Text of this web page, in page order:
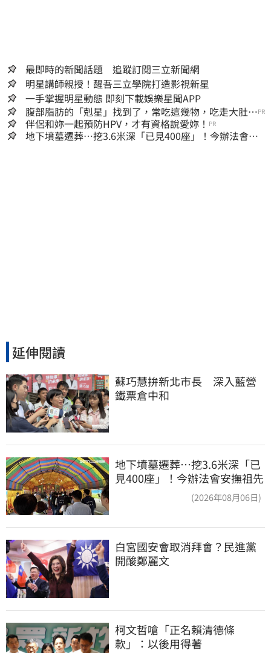
最即時的新聞話題 追蹤訂閱三立新聞網
明星講師親授！醒吾三立學院打造影視新星
一手掌握明星動態 即刻下載娛樂星聞APP
腹部脂肪的「剋星」找到了，常吃這幾物，吃走大肚
囊，瘦出小蠻腰
PR
伴侶和妳一起預防HPV，才有資格說愛妳！ PR
地下墳墓遷葬…挖3.6米深「已見400座」！今辦法會安
延伸閱讀
蘇巧慧拚新北市長　深入藍營
鐵票倉中和
地下墳墓遷葬…挖3.6米深「已
見400座」！今辦法會安撫祖先
(2026年08月06日)
白宮國安會取消拜會？民進黨
開酸鄭麗文
柯文哲嗆「正名賴清德條
款」：以後用得著